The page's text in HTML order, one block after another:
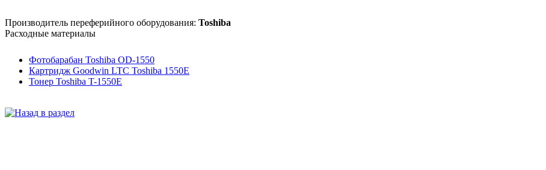
Производитель переферийного оборудования: Toshiba
Расходные материалы
Фотобарабан Toshiba OD-1550
Картридж Goodwin LTC Toshiba 1550E
Тонер Toshiba T-1550E